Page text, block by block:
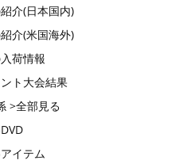
介(日本国内)
介(米国海外)
荷情報
ト大会結果
>全部見る
イテム